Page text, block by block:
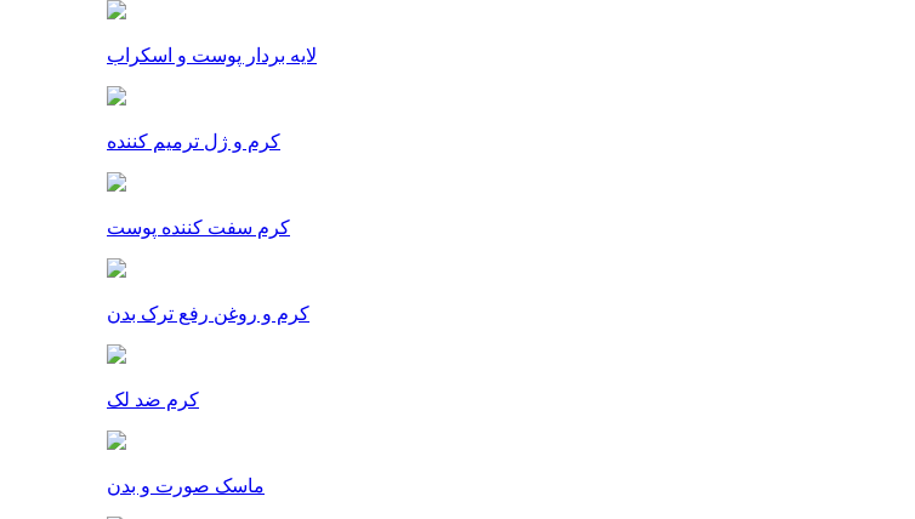
لایه بردار پوست و اسکراب
کرم و ژل ترمیم کننده
کرم سفت کننده پوست
کرم و روغن رفع ترک بدن
کرم ضد لک
ماسک صورت و بدن